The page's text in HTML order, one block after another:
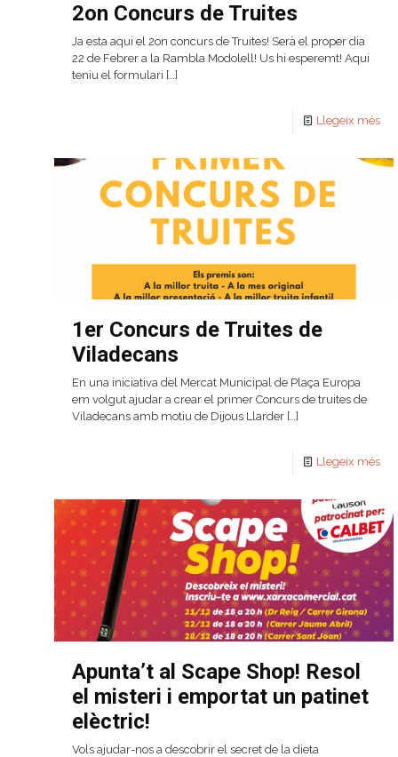
2on Concurs de Truites
Ja esta aqui el 2on concurs de Truites! Serà el proper dia
22 de Febrer a la Rambla Modolell! Us hi esperemt! Aqui
teniu el formulari […]
Llegeix més
1er Concurs de Truites de
Viladecans
En una iniciativa del Mercat Municipal de Plaça Europa
em volgut ajudar a crear el primer Concurs de truites de
Viladecans amb motiu de Dijous Llarder […]
Llegeix més
Apunta’t al Scape Shop! Resol
el misteri i emportat un patinet
elèctric!
Vols ajudar-nos a descobrir el secret de la dieta